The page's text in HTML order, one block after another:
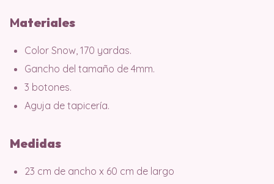
Materiales
Color Snow, 170 yardas.
Gancho del tamaño de 4mm.
3 botones.
Aguja de tapicería.
Medidas
23 cm de ancho x 60 cm de largo